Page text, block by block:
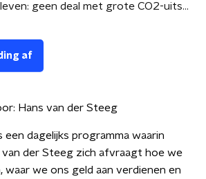
Geld of je leven: geen deal met grote CO2-uitstoters | 'toevallige' Amerikaan
af
Hans van der Steeg
een dagelijks programma waarin
der Steeg zich afvraagt hoe we
waar we ons geld aan verdienen en